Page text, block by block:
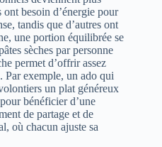
besoin d’énergie pour
tandis que d’autres ont
une portion équilibrée se
sèches par personne
permet d’offrir assez
Par exemple, un ado qui
un plat généreux
pour bénéficier d’une
de partage et de
où chacun ajuste sa